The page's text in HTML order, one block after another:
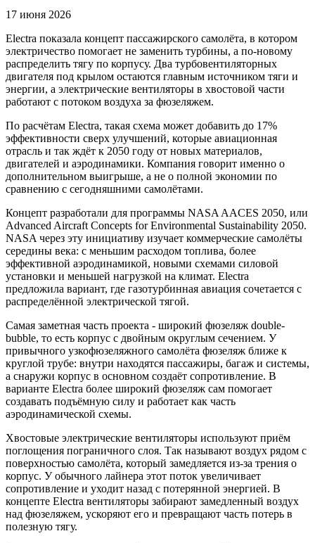
17 июня 2026
Electra показала концепт пассажирского самолёта, в котором
электричество помогает не заменить турбины, а по-новому
распределить тягу по корпусу. Два турбовентиляторных
двигателя под крылом остаются главным источником тяги и
энергии, а электрические вентиляторы в хвостовой части
работают с потоком воздуха за фюзеляжем.
По расчётам Electra, такая схема может добавить до 17%
эффективности сверх улучшений, которые авиационная
отрасль и так ждёт к 2050 году от новых материалов,
двигателей и аэродинамики. Компания говорит именно о
дополнительном выигрыше, а не о полной экономии по
сравнению с сегодняшними самолётами.
Концепт разработали для программы NASA AACES 2050, или
Advanced Aircraft Concepts for Environmental Sustainability 2050.
NASA через эту инициативу изучает коммерческие самолёты
середины века: с меньшим расходом топлива, более
эффективной аэродинамикой, новыми схемами силовой
установки и меньшей нагрузкой на климат. Electra
предложила вариант, где газотурбинная авиация сочетается с
распределённой электрической тягой.
Самая заметная часть проекта - широкий фюзеляж double-
bubble, то есть корпус с двойным округлым сечением. У
привычного узкофюзеляжного самолёта фюзеляж ближе к
круглой трубе: внутри находятся пассажиры, багаж и системы,
а снаружи корпус в основном создаёт сопротивление. В
варианте Electra более широкий фюзеляж сам помогает
создавать подъёмную силу и работает как часть
аэродинамической схемы.
Хвостовые электрические вентиляторы используют приём
поглощения пограничного слоя. Так называют воздух рядом с
поверхностью самолёта, который замедляется из-за трения о
корпус. У обычного лайнера этот поток увеличивает
сопротивление и уходит назад с потерянной энергией. В
концепте Electra вентиляторы забирают замедленный воздух
над фюзеляжем, ускоряют его и превращают часть потерь в
полезную тягу.